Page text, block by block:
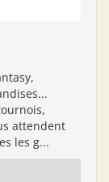
attendent
les g...